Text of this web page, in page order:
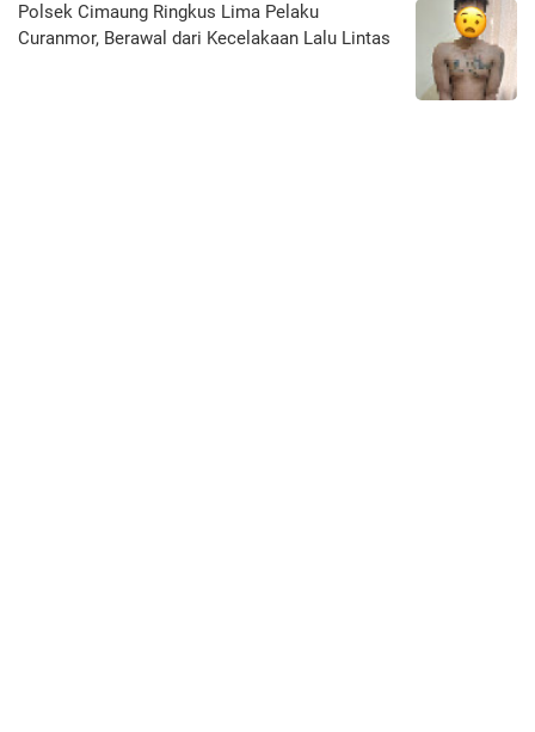
Polsek Cimaung Ringkus Lima Pelaku
Curanmor, Berawal dari Kecelakaan Lalu Lintas